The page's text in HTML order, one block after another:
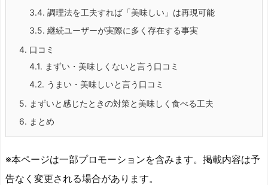
3.4. 調理法を工夫すれば「美味しい」は再現可能
3.5. 継続ユーザーが実際に多く存在する事実
4. 口コミ
4.1. まずい・美味しくないと言う口コミ
4.2. うまい・美味しいと言う口コミ
5. まずいと感じたときの対策と美味しく食べる工夫
6. まとめ
※本ページは一部プロモーションを含みます。掲載内容は予
告なく変更される場合があります。